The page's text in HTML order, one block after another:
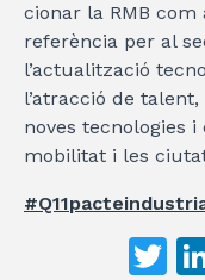
cionar la RMB
referència per al
l’actualització
l’atracció de
noves tecnologies
mobilitat i les
T